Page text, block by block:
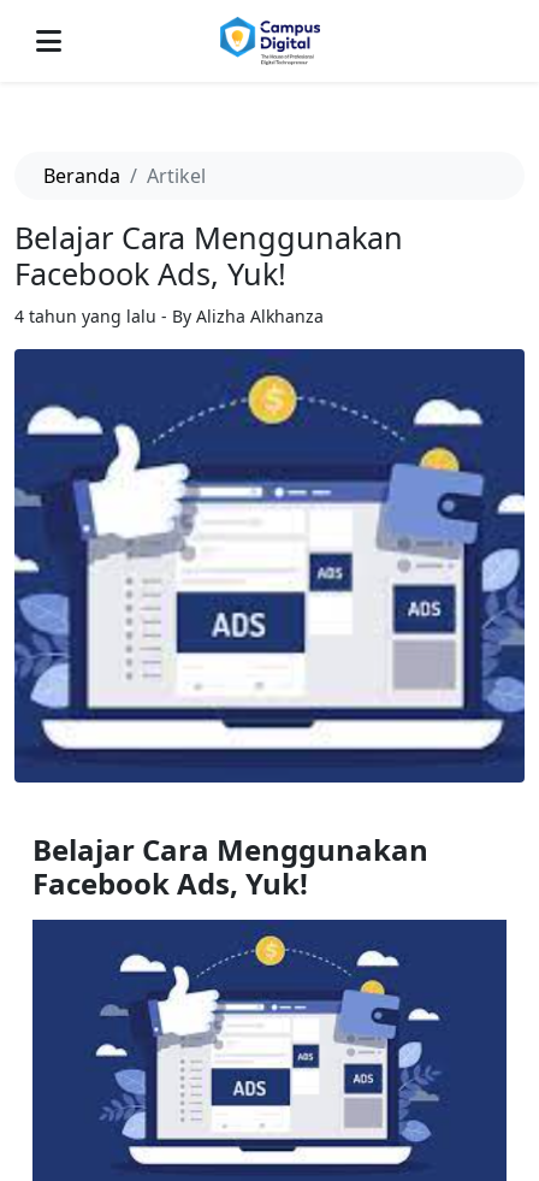
Beranda Artikel
Belajar Cara Menggunakan
Facebook Ads, Yuk!
4 tahun yang lalu - By Alizha Alkhanza
Belajar Cara Menggunakan
Facebook Ads, Yuk!